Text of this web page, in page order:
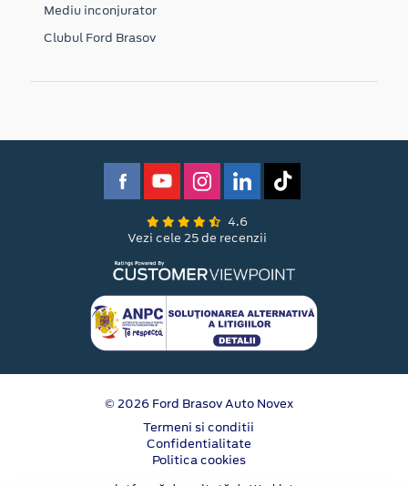
Mediu inconjurator
Clubul Ford Brasov
4.6
Vezi cele 25 de recenzii
© 2026 Ford Brasov Auto Novex
Termeni si conditii
Confidentialitate
Politica cookies